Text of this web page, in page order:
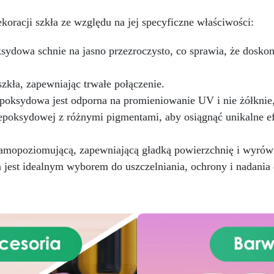
płótno (okrągłe lub
prostokątne).
Idealna do
obrazów i powierzchni,
zawsze lśniący
szkła ze względu na jej specyficzne właściwości:
schnie na jasno przezroczysto, co sprawia, że
zapewniając trwałe połączenie.
jest odporna na promieniowanie UV i nie
z różnymi pigmentami, aby osiągnąć unikalne
zapewniającą gładką powierzchnię i
idealnym wyborem do uszczelniania, ochrony i